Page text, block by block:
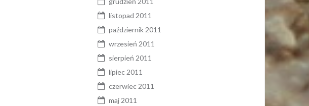
listopad 2011
październik 2011
wrzesień 2011
sierpień 2011
lipiec 2011
czerwiec 2011
maj 2011